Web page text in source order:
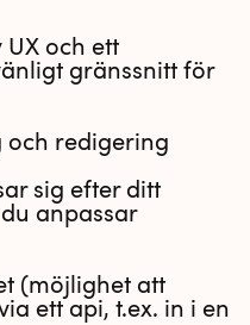
och ett
gränssnitt för
redigering
sig efter ditt
anpassar
(möjlighet att
ett api, t.ex. in i en